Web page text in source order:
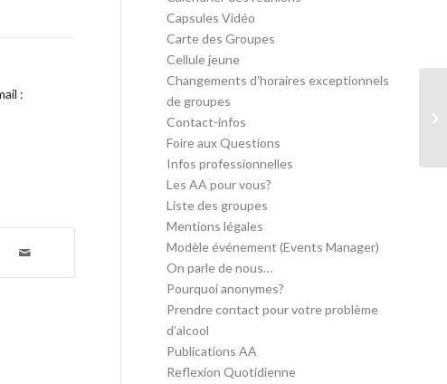
:
Capsules Vidéo
Carte des Groupes
Cellule jeune
Changements d’horaires exceptionnels
de groupes
Contact-infos
Foire aux Questions
Infos professionnelles
Les AA pour vous?
Liste des groupes
Mentions légales
Modèle événement (Events Manager)
On parle de nous…
Pourquoi anonymes?
Prendre contact pour votre problème
d’alcool
Publications AA
Reflexion Quotidienne